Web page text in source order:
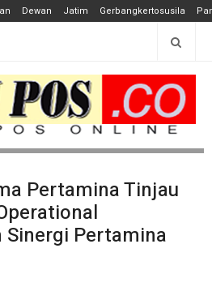
Dewan Jatim Gerbangkertosusila
Pertamina Tinjau
Sinergi Pertamina